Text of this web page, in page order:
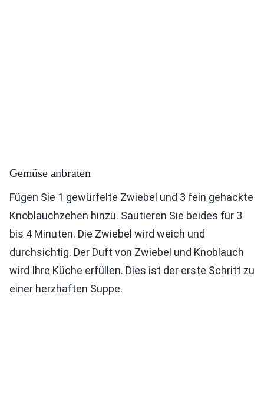
Gemüse anbraten
Fügen Sie 1 gewürfelte Zwiebel und 3 fein gehackte
Knoblauchzehen hinzu. Sautieren Sie beides für 3
bis 4 Minuten. Die Zwiebel wird weich und
durchsichtig. Der Duft von Zwiebel und Knoblauch
wird Ihre Küche erfüllen. Dies ist der erste Schritt zu
einer herzhaften Suppe.